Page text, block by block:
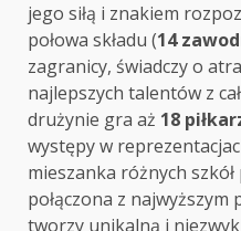
jego siłą i znakiem
połowa składu (14
zagranicy, świadczy o
najlepszych talentów z
drużynie gra aż 18
występy w
mieszanka różnych
połączona z
tworzy unikalną i